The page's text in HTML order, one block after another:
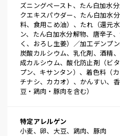
ズニングペースト、たん白加水
クエキスパウダー、たん白加水
料、食用こめ油）、たれ（還元
ン、たん白加水分解物、唐辛子
く、おろし生姜）／加工デンプ
炭酸カルシウム、乳化剤、酒精
成カルシウム、酸化防止剤（ビ
プン、キサンタン）、着色料（
チナシ、カカオ）、かんすい、
豆・鶏肉・豚肉を含む）
特定アレルゲン
小麦、卵、大豆、鶏肉、豚肉